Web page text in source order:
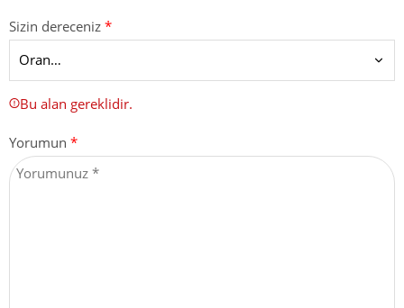
Sizin dereceniz *
Bu alan gereklidir.
Yorumun *